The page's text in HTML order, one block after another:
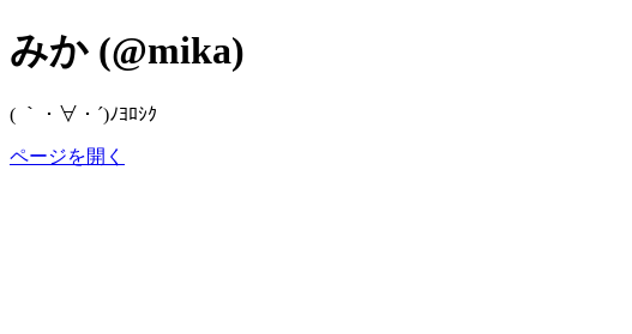
みか (@mika)
( ｀・∀・´)ﾉﾖﾛｼｸ
ページを開く